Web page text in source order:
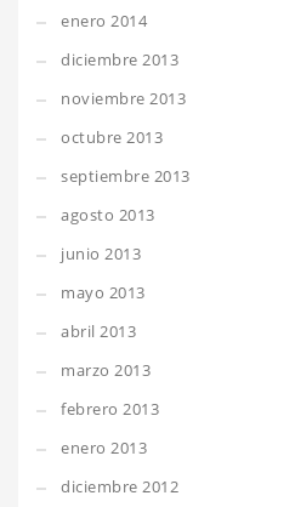
enero 2014
diciembre 2013
noviembre 2013
octubre 2013
septiembre 2013
agosto 2013
junio 2013
mayo 2013
abril 2013
marzo 2013
febrero 2013
enero 2013
diciembre 2012